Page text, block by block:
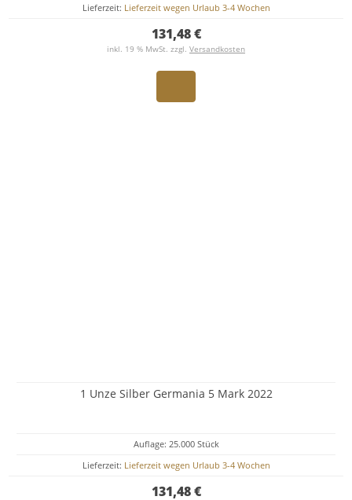
Lieferzeit: Lieferzeit wegen Urlaub 3-4 Wochen
131,48 €
inkl. 19 % MwSt. zzgl. Versandkosten
1 Unze Silber Germania 5 Mark 2022
Auflage: 25.000 Stück
Lieferzeit: Lieferzeit wegen Urlaub 3-4 Wochen
131,48 €